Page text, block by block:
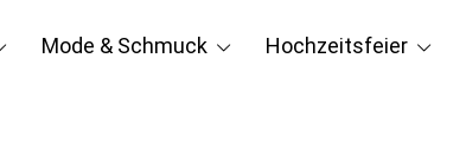
Mode & Schmuck Hochzeitsfeier